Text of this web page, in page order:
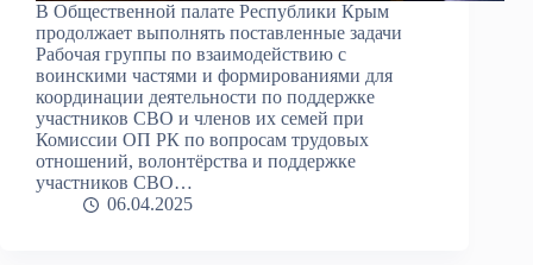
В Общественной палате Республики Крым
продолжает выполнять поставленные задачи
Рабочая группы по взаимодействию с
воинскими частями и формированиями для
координации деятельности по поддержке
участников СВО и членов их семей при
Комиссии ОП РК по вопросам трудовых
отношений, волонтёрства и поддержке
участников СВО…
06.04.2025